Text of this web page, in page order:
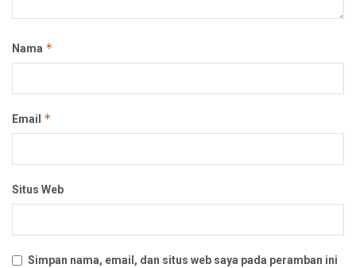
Nama *
Email *
Situs Web
Simpan nama, email, dan situs web saya pada peramban ini